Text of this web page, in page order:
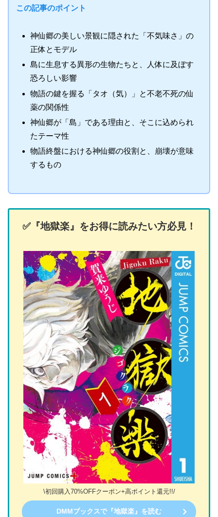
この記事のポイント
神仙郷の美しい景観に隠された「不気味さ」の
正体とモデル
島に生息する異形の生物たちと、人体に及ぼす
恐ろしい影響
物語の鍵を握る「タオ（気）」と不老不死の仙
薬の関係性
神仙郷が「島」である理由と、そこに込められ
たテーマ性
物語終盤における神仙郷の役割と、崩壊が意味
するもの
✅️『地獄楽』をお得に読みたい方必見！
\初回購入70%OFFクーポン+高ポイント還元!!/
DMMブックスで『地獄楽』を読む